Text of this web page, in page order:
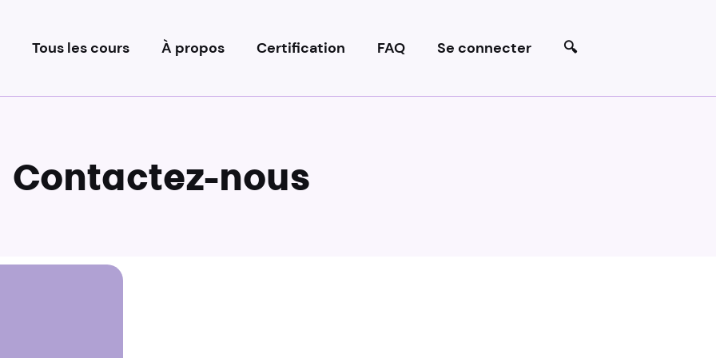
Tous les cours À propos Certification FAQ Se connecter 🔍
Contactez-nous